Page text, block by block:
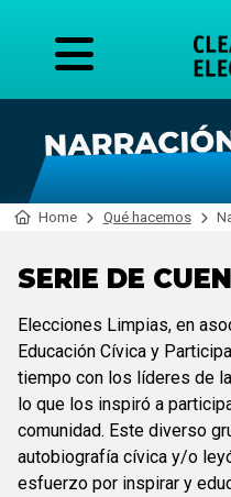
Home Qué hacemos
SERIE DE
Elecciones Limpias, en
Educación Cívica y
tiempo con los líderes de
lo que los inspiró a
comunidad. Este diverso
autobiografía cívica y/o
esfuerzo por inspirar y